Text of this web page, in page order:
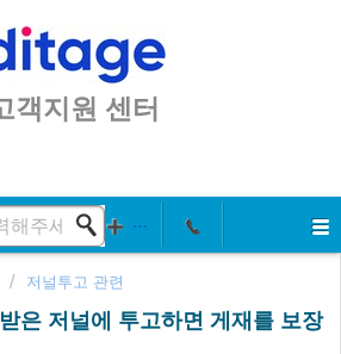
객지원 센터
저널투고 관련
은 저널에 투고하면 게재를 보장